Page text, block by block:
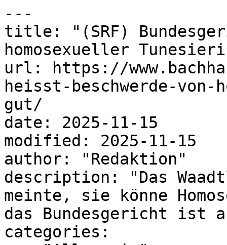
---
title: "(SRF)
homosexueller
url: https://
heisst-beschwerde-
gut/
date: 2025-11-15
modified: 2025-11-15
author: "Redaktion"
description: "Das
meinte, sie könne
das Bundesgericht ist
categories: